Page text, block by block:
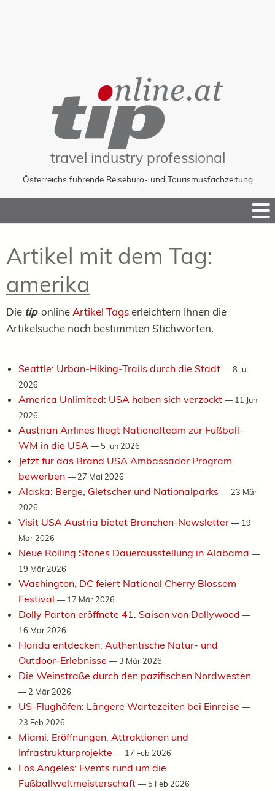
travel industry professional
Österreichs führende Reisebüro- und Tourismusfachzeitung
to
Artikel mit dem Tag:
amerika
Die tip-online Artikel Tagserleichtern Ihnen die
Artikelsuche nach bestimmten Stichworten.
Seattle: Urban-Hiking-Trails durch die Stadt —8 Jul
2026
America Unlimited: USA haben sich verzockt — 11 Jun
2026
Austrian Airlines fliegt Nationalteam zur Fußball-
WM in die USA — 5 Jun 2026
Jetzt für das Brand USA Ambassador Program
bewerben — 27 Mai 2026
Alaska: Berge, Gletscher und Nationalparks — 23 Mär
2026
Visit USA Austria bietet Branchen-Newsletter — 19
Mär 2026
Neue Rolling Stones Dauerausstellung in Alabama —
19 Mär 2026
Washington, DC feiert National Cherry Blossom
Festival — 17 Mär 2026
Dolly Parton eröffnete 41. Saison von Dollywood —
16 Mär 2026
Florida entdecken: Authentische Natur- und
Outdoor-Erlebnisse —3 Mär 2026
Die Weinstraße durch den pazifischen Nordwesten
— 2 Mär 2026
US-Flughäfen: Längere Wartezeiten bei Einreise —
23 Feb 2026
Miami: Eröffnungen, Attraktionen und
Infrastrukturprojekte — 17 Feb 2026
Los Angeles: Events rund um die
Fußballweltmeisterschaft — 5 Feb 2026